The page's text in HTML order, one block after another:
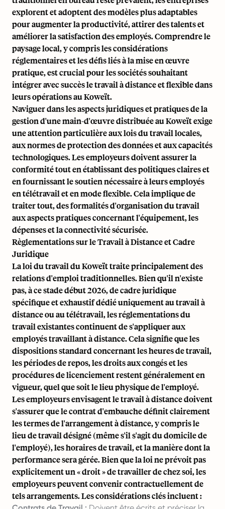
explorent et adoptent des modèles plus adaptables
pour augmenter la productivité, attirer des talents et
améliorer la satisfaction des employés. Comprendre le
paysage local, y compris les considérations
réglementaires et les défis liés à la mise en œuvre
pratique, est crucial pour les sociétés souhaitant
intégrer avec succès le travail à distance et flexible dans
leurs opérations au Koweït.
Naviguer dans les aspects juridiques et pratiques de la
gestion d'une main-d'œuvre distribuée au Koweït exige
une attention particulière aux lois du travail locales,
aux normes de protection des données et aux capacités
technologiques. Les employeurs doivent assurer la
conformité tout en établissant des politiques claires et
en fournissant le soutien nécessaire à leurs employés
en télétravail et en mode flexible. Cela implique de
traiter tout, des formalités d'organisation du travail
aux aspects pratiques concernant l'équipement, les
dépenses et la connectivité sécurisée.
Règlementations sur le Travail à Distance et Cadre
Juridique
La loi du travail du Koweït traite principalement des
relations d'emploi traditionnelles. Bien qu'il n'existe
pas, à ce stade début 2026, de cadre juridique
spécifique et exhaustif dédié uniquement au travail à
distance ou au télétravail, les réglementations du
travail existantes continuent de s'appliquer aux
employés travaillant à distance. Cela signifie que les
dispositions standard concernant les heures de travail,
les périodes de repos, les droits aux congés et les
procédures de licenciement restent généralement en
vigueur, quel que soit le lieu physique de l'employé.
Les employeurs envisagent le travail à distance doivent
s'assurer que le contrat d'embauche définit clairement
les termes de l'arrangement à distance, y compris le
lieu de travail désigné (même s'il s'agit du domicile de
l'employé), les horaires de travail, et la manière dont la
performance sera gérée. Bien que la loi ne prévoit pas
explicitement un « droit » de travailler de chez soi, les
employeurs peuvent convenir contractuellement de
tels arrangements. Les considérations clés incluent :